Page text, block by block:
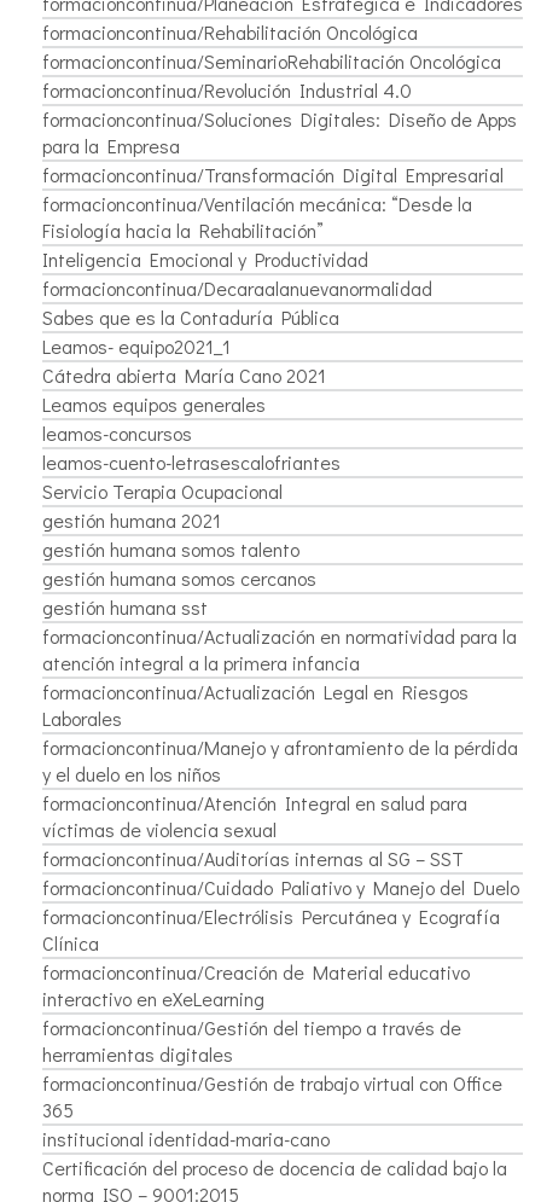
formacioncontinua/Rehabilitación Oncológica
formacioncontinua/SeminarioRehabilitación Oncológica
formacioncontinua/Revolución Industrial 4.0
formacioncontinua/Soluciones Digitales: Diseño de Apps
para la Empresa
formacioncontinua/Transformación Digital Empresarial
formacioncontinua/Ventilación mecánica: “Desde la
Fisiología hacia la Rehabilitación”
Inteligencia Emocional y Productividad
formacioncontinua/Decaraalanuevanormalidad
Sabes que es la Contaduría Pública
Leamos- equipo2021_1
Cátedra abierta María Cano 2021
Leamos equipos generales
leamos-concursos
leamos-cuento-letrasescalofriantes
Servicio Terapia Ocupacional
gestión humana 2021
gestión humana somos talento
gestión humana somos cercanos
gestión humana sst
formacioncontinua/Actualización en normatividad para la
atención integral a la primera infancia
formacioncontinua/Actualización Legal en Riesgos
Laborales
formacioncontinua/Manejo y afrontamiento de la pérdida
y el duelo en los niños
formacioncontinua/Atención Integral en salud para
víctimas de violencia sexual
formacioncontinua/Auditorías internas al SG – SST
formacioncontinua/Cuidado Paliativo y Manejo del Duelo
formacioncontinua/Electrólisis Percutánea y Ecografía
Clínica
formacioncontinua/Creación de Material educativo
interactivo en eXeLearning
formacioncontinua/Gestión del tiempo a través de
herramientas digitales
formacioncontinua/Gestión de trabajo virtual con Office
365
institucional identidad-maria-cano
Certificación del proceso de docencia de calidad bajo la
norma ISO – 9001:2015